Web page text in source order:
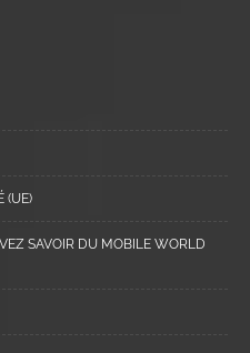
(UE)
SAVOIR DU MOBILE WORLD